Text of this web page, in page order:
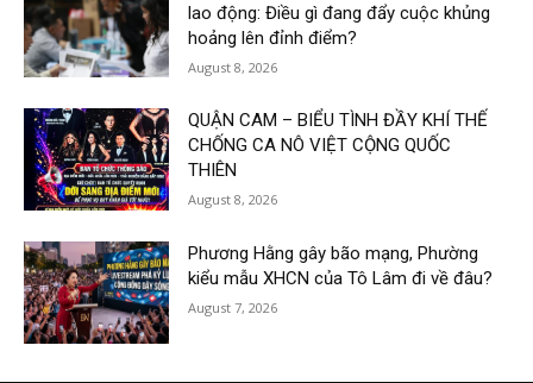
lao động: Điều gì đang đẩy cuộc khủng
hoảng lên đỉnh điểm?
August 8, 2026
QUẬN CAM – BIỂU TÌNH ĐẦY KHÍ THẾ
CHỐNG CA NÔ VIỆT CỘNG QUỐC
THIÊN
August 8, 2026
Phương Hằng gây bão mạng, Phường
kiểu mẫu XHCN của Tô Lâm đi về đâu?
August 7, 2026